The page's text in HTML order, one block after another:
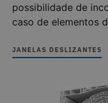
possibilidade de
caso de elementos
JANELAS DESLIZANTES